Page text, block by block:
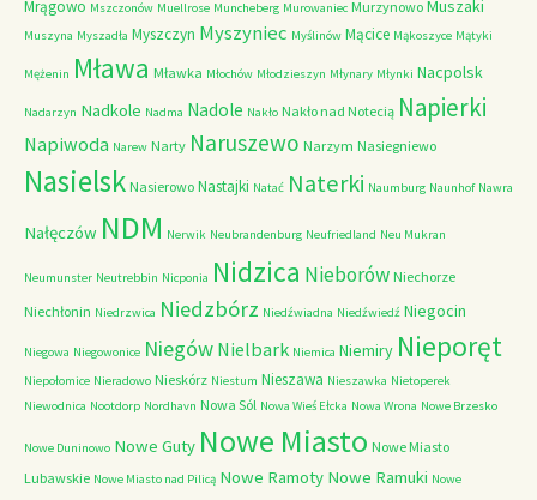
Mrągowo Mszczonów Muellrose Muncheberg Murowaniec Murzynowo Muszaki
Muszyna Myszadła Myszczyn Myszyniec Myślinów Mącice Mąkoszyce Mątyki
Mężenin Mława Mławka Młochów Młodzieszyn Młynary Młynki Nacpolsk
Nadarzyn Nadkole Nadma Nadole Nakło Nakło nad Notecią Napierki
Napiwoda Narew Narty Naruszewo Narzym Nasiegniewo
Nasielsk Nasierowo Nastajki Natać Naterki Naumburg Naunhof Nawra
Nałęczów NDM Nerwik Neubrandenburg Neufriedland Neu Mukran
Neumunster Neutrebbin Nicponia Nidzica Nieborów Niechorze
Niechłonin Niedrzwica Niedzbórz Niedźwiadna Niedźwiedź Niegocin
Niegowa Niegowonice Niegów Nielbark Niemica Niemiry Nieporęt
Niepołomice Nieradowo Nieskórz Niestum Nieszawa Nieszawka Nietoperek
Niewodnica Nootdorp Nordhavn Nowa Sól Nowa Wieś Ełcka Nowa Wrona Nowe Brzesko
Nowe Duninowo Nowe Guty Nowe Miasto Nowe Miasto
Lubawskie Nowe Miasto nad Pilicą Nowe Ramoty Nowe Ramuki Nowe